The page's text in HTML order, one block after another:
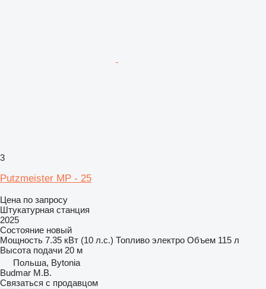
3
Putzmeister MP - 25
Цена по запросу
Штукатурная станция
2025
Состояние новый
Мощность 7.35 кВт (10 л.с.) Топливо электро Объем 115 л
Высота подачи 20 м
Польша, Bytonia
Budmar M.B.
Связаться с продавцом